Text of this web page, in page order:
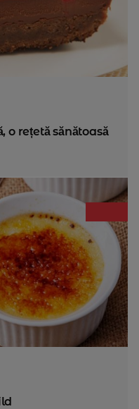
o rețetă sănătoasă